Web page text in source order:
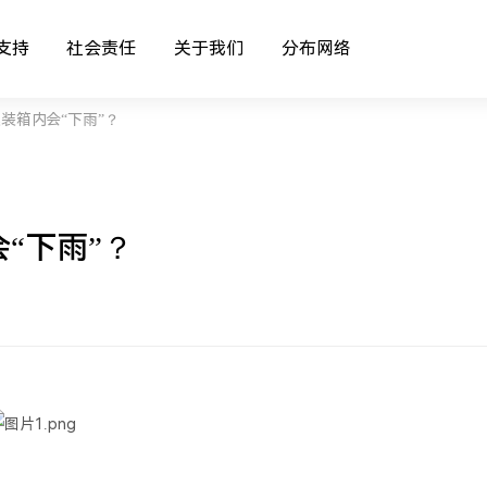
持 社会责任 关于我们 分布网络
箱内会“下雨”？
下雨”？